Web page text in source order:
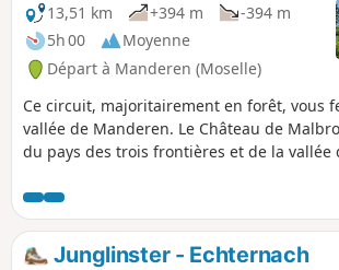
13,51 km
+394 m
-394 m
5h 00
Moyenne
Départ à Manderen (Moselle)
Ce circuit, majoritairement en forêt, vous
vallée de Manderen. Le Château de
du pays des trois frontières et de la vallée
aussi l'occasion de découvrir la
Chapelle de la Paix et de traverser
typiques de la région.
Junglinster - Echternach